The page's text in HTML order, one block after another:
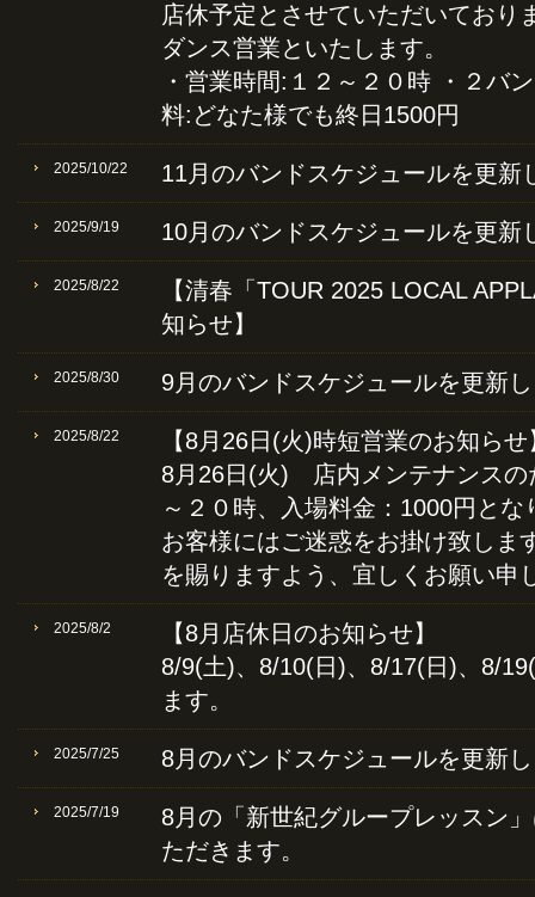
店休予定とさせていただいており
ダンス営業といたします。
・営業時間:１２～２０時 ・２バ
料:どなた様でも終日1500円
2025/10/22 11月のバンドスケジュールを更新
2025/9/19 10月のバンドスケジュールを更新
2025/8/22
【清春「TOUR 2025 LOCAL
知らせ】
2025/8/30 9月のバンドスケジュールを更新
2025/8/22
【8月26日(火)時短営業のお知らせ
8月26日(火) 店内メンテナンスの
～２０時、入場料金：1000円とな
お客様にはご迷惑をお掛け致しま
を賜りますよう、宜しくお願い申
2025/8/2
【8月店休日のお知らせ】
8/9(土)、8/10(日)、8/17(日)、8/
ます。
2025/7/25 8月のバンドスケジュールを更新
2025/7/19
8月の「新世紀グループレッスン
ただきます。